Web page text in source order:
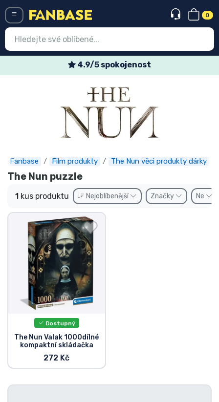
0
4.9/5 spokojenost
Fanbase Film produkty The Nun věci produkty dárky
The Nun puzzle
1 kus produktu Nejoblíbenější Značky Ne
Dostupný
The Nun Valak 1000dílné
kompaktní skládačka
272 Kč
Nejnovější věci
Speciální nabídky
Expresní doručení
Předobjednat
Outlet produkty
Doprava a platba
Seriálové věci
Filmové věci
Úžasné věci
Anime věci
Hráčské věci